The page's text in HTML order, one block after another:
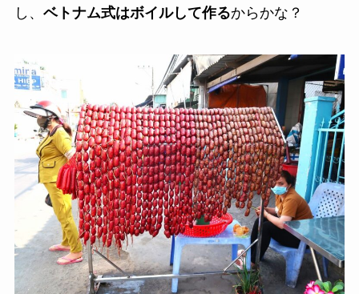
し、 ベトナム式はボイルして作るからかな？